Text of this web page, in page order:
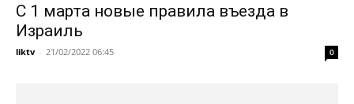
С 1 марта новые правила въезда в
Израиль
liktv - 21/02/2022 06:45 0